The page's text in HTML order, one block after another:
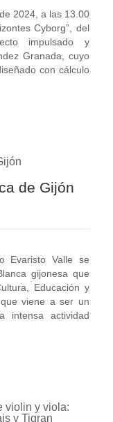
2024, a las 13.00
Cyborg”, del
impulsado y
Granada, cuyo
con cálculo
de Gijón
Evaristo Valle se
gijonesa que
Educación y
viene a ser un
intensa actividad